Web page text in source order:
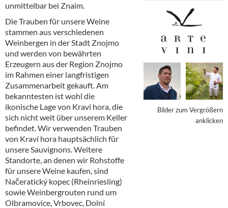
Termine
Bier
Alkoholfreie Getränke
Öle & Küchenartikel
Kaffee
Barzubehör
Equipment
Verpackung
Hygieneartikel & Desinfektion
unmittelbar bei Znaim.
Die Trauben für unsere Weine
stammen aus verschiedenen
Weinbergen in der Stadt Znojmo
und werden von bewährten
Erzeugern aus der Region Znojmo
im Rahmen einer langfristigen
Zusammenarbeit gekauft. Am
bekanntesten ist wohl die
ikonische Lage von Kraví hora, die
sich nicht weit über unserem Keller
befindet. Wir verwenden Trauben
von Kraví hora hauptsächlich für
unsere Sauvignons. Weitere
Standorte, an denen wir Rohstoffe
für unsere Weine kaufen, sind
Načeratický kopec (Rheinriesling)
sowie Weinbergrouten rund um
Olbramovice, Vrbovec, Dolní
Bilder zum Vergrößern
anklicken